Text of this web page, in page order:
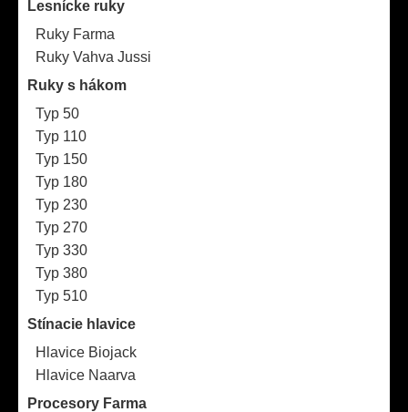
Lesnícke ruky
Ruky Farma
Ruky Vahva Jussi
Ruky s hákom
Typ 50
Typ 110
Typ 150
Typ 180
Typ 230
Typ 270
Typ 330
Typ 380
Typ 510
Stínacie hlavice
Hlavice Biojack
Hlavice Naarva
Procesory Farma